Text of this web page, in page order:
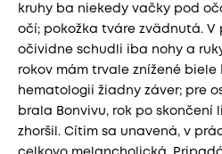
kruhy ba niekedy vačky pod
očí; pokožka tváre zvädnutá. V
očividne schudli iba nohy a
rokov mám trvale znížené biele
hematologii žiadny záver; pre
brala Bonvivu, rok po skončení
zhoršil. Cítim sa unavená, v